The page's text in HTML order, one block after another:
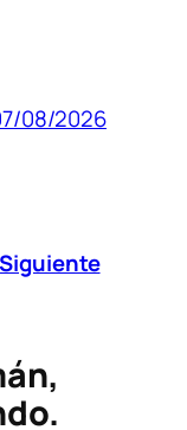
08/2026
Siguiente